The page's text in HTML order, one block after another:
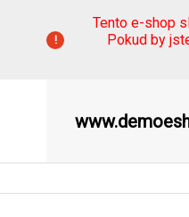
Tento e-shop
Pokud by